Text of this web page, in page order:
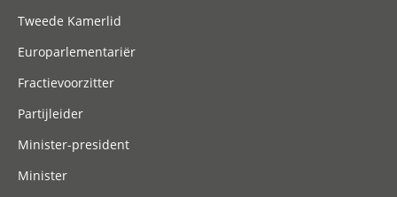
Tweede Kamerlid
Europarlementariër
Fractievoorzitter
Partijleider
Minister-president
Minister